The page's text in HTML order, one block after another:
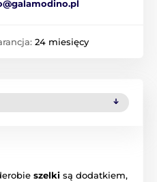
24 miesięcy
szelki są dodatkiem,